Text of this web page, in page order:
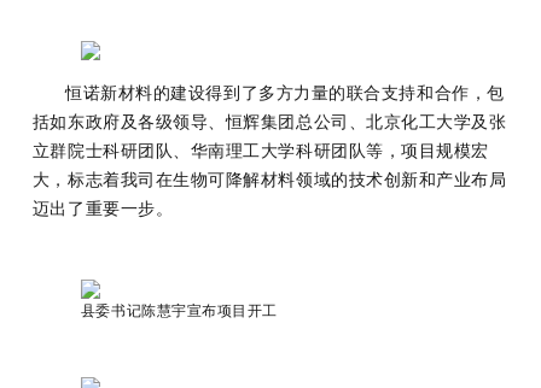
恒诺新材料的建设得到了多方力量的联合支持和合作，包
括如东政府及各级领导、恒辉集团总公司、北京化工大学及张
立群院士科研团队、华南理工大学科研团队等，项目规模宏
大，标志着我司在生物可降解材料领域的技术创新和产业布局
迈出了重要一步。
县委书记陈慧宇宣布项目开工